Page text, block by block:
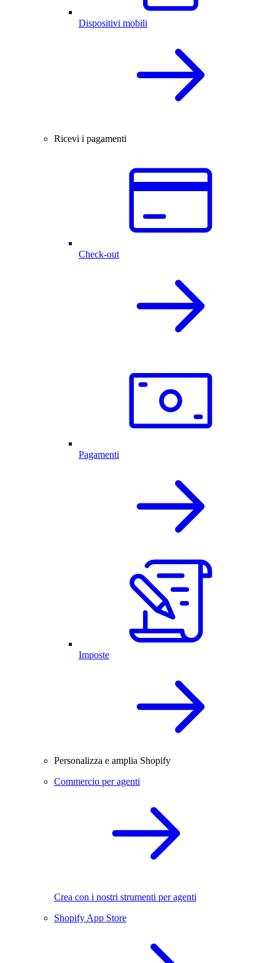
Dispositivi mobili
Ricevi i pagamenti
Check-out
Pagamenti
Imposte
Personalizza e amplia Shopify
Commercio per agenti
Crea con i nostri strumenti per agenti
Shopify App Store